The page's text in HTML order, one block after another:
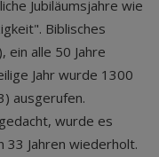
Jubiläumsjahre wie
Biblisches
ein alle 50 Jahre
Jahr wurde 1300
ausgerufen.
wurde es
33 Jahren wiederholt.